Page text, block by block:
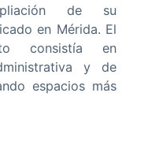
de su
en Mérida. El
consistía en
y de
espacios más